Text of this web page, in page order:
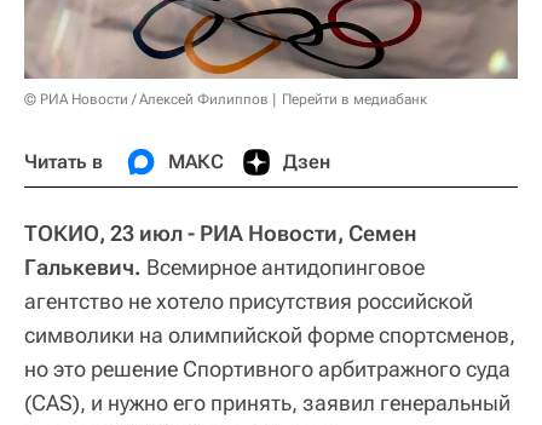
© РИА Новости / Алексей Филиппов Перейти в медиабанк
Читать в МАКС Дзен
ТОКИО, 23 июл - РИА Новости, Семен
Галькевич. Всемирное антидопинговое
агентство не хотело присутствия российской
символики на олимпийской форме спортсменов,
но это решение Спортивного арбитражного суда
(CAS), и нужно его принять, заявил генеральный